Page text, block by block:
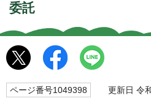
委託
ページ番号1049398 更新日 令